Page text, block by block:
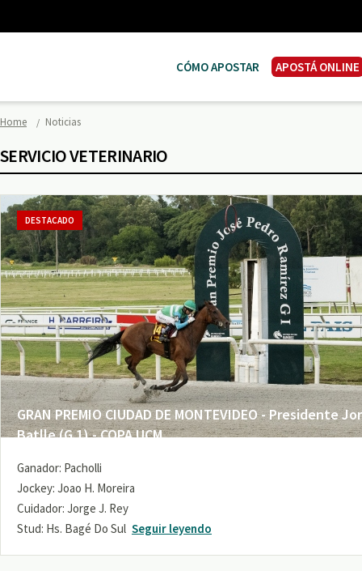
CÓMO APOSTAR APOSTÁ ONLINE
Home Noticias
SERVICIO VETERINARIO
GRAN PREMIO CIUDAD DE MONTEVIDEO - Presidente
Batlle (G 1) - COPA UCM
DESTACADO
Ganador: Pacholli
Jockey: Joao H. Moreira
Cuidador: Jorge J. Rey
Stud: Hs. Bagé Do Sul Seguir leyendo